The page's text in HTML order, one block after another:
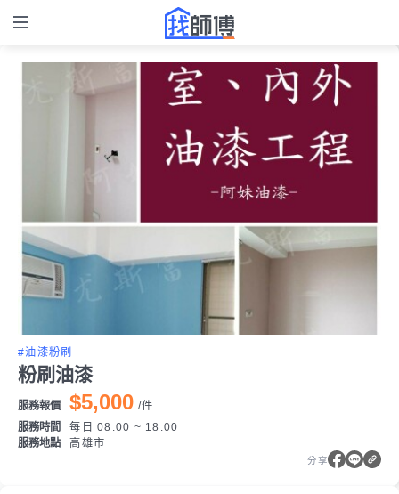
#油漆粉刷
粉刷油漆
服務報價 $5,000 /件
服務時間
每日 08:00 ~ 18:00
服務地點
高雄市
分享